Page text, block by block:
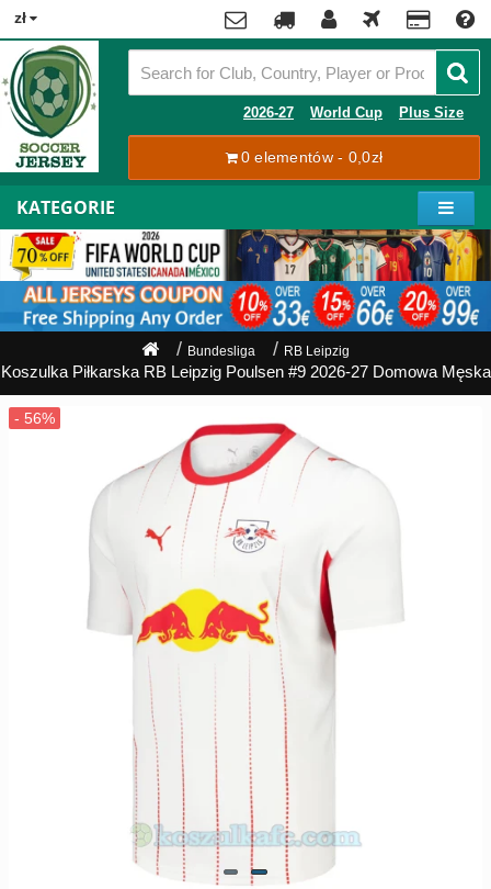
zł
Contact
Tracking
Moje
konto
Rejestracja
się
Shipping
2026-27 World Cup Plus Size
0 elementów - 0,0zł
x
KATEGORIE
Premier
League
La
Liga
Bundesliga
Serie
A
Ligue
1
Pilkarze
Mistrzostwa
CONMEBOL
Bundesliga RB Leipzig
Koszulka Piłkarska RB Leipzig Poulsen #9 2026-27 Domowa Męska